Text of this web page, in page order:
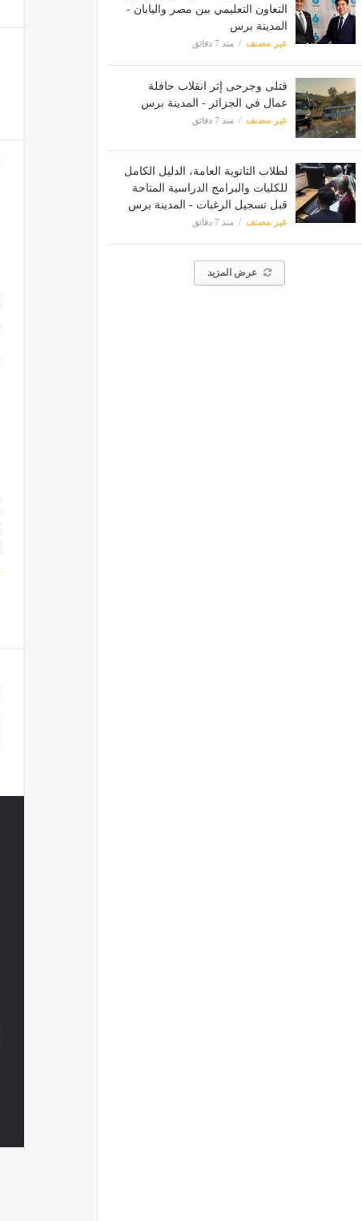
التعاون التعليمي بين مصر واليابان -
المدينة برس
غير مصنف منذ 7 دقائق
قتلى وجرحى إثر انقلاب حافلة
عمال في الجزائر - المدينة برس
غير مصنف منذ 7 دقائق
لطلاب الثانوية العامة، الدليل الكامل
للكليات والبرامج الدراسية المتاحة
قبل تسجيل الرغبات - المدينة برس
غير مصنف منذ 7 دقائق
عرض المزيد